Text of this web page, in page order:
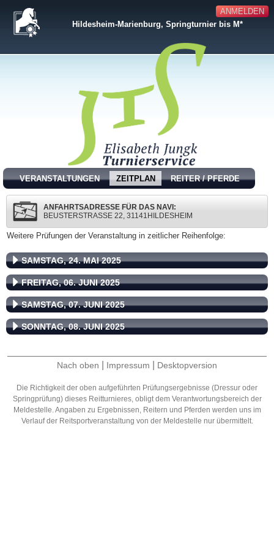
ANMELDEN
Hildesheim-Marienburg, Springturnier bis M*
VERANSTALTUNGEN ZEITPLAN REITER / PFERDE
ANFAHRTSADRESSE FÜR DAS NAVI:
BEUSTERSTRASSE 22, 31141HILDESHEIM
Weitere Prüfungen der Veranstaltung in zeitlicher Reihenfolge:
SAMSTAG, 24. MAI 2025
FREITAG, 06. JUNI 2025
SAMSTAG, 07. JUNI 2025
SONNTAG, 08. JUNI 2025
Nach oben Impressum Desktopversion
Die Richtigkeit der oben aufgeführten Prüfungsergebnisse (Dressur oder
Springprüfung) dieses Reitturnieres, obligt dem Verantwortungsbereich der
Meldestelle. Angaben zu Ergebnissen, Reitern und Pferden werden uns im
Verlauf der Reitsportveranstaltung von der Meldestelle nur übermittelt.